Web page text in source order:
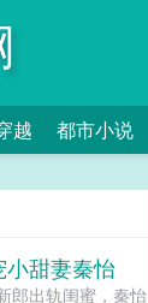
越 都市小说
甜妻秦怡
郎出轨闺蜜，秦怡